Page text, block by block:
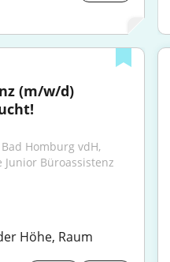
Homburg vdH,
Büroassistenz
Höhe, Raum